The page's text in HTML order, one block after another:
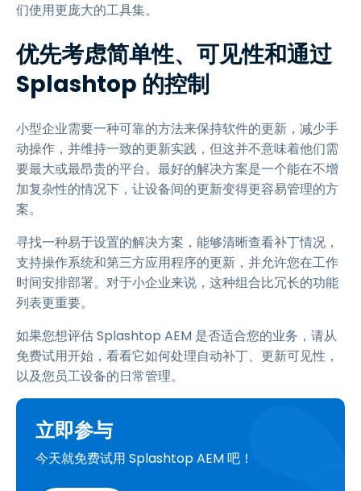
们使用更庞大的工具集。
优先考虑简单性、可见性和通过
Splashtop 的控制
小型企业需要一种可靠的方法来保持软件的更新，减少手
动操作，并维持一致的更新实践，但这并不意味着他们需
要最大或最昂贵的平台。最好的解决方案是一个能在不增
加复杂性的情况下，让设备间的更新变得更容易管理的方
案。
寻找一种易于设置的解决方案，能够清晰查看补丁情况，
支持操作系统和第三方应用程序的更新，并允许您在工作
时间安排部署。对于小企业来说，这种组合比冗长的功能
列表更重要。
如果您想评估 Splashtop AEM 是否适合您的业务，请从
免费试用开始，看看它如何处理自动补丁、更新可见性，
以及您员工设备的日常管理。
立即参与
今天就免费试用 Splashtop AEM 吧！